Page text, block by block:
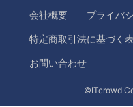
会社概要 プライバ
特定商取引法に基づく
お問い合わせ
©ITcrowd